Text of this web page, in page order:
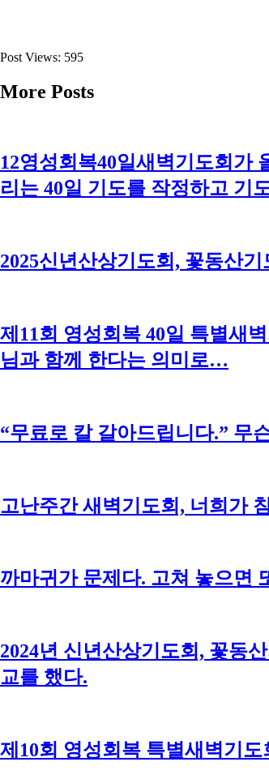
Post Views: 595
More Posts
12영성회복40일새벽기도회가
리는 40일 기도를 작정하고 기
2025신년산상기도회, 꽃동산
제11회 영성회복 40일 특별새
님과 함께 한다는 의미로…
“무료로 칼 갈아드립니다.” 무
고난주간 새벽기도회, 너희가
까마귀가 문제다. 고쳐 놓으면
2024년 신년산상기도회, 꽃동
교를 했다.
제10회 영성회복 특별새벽기